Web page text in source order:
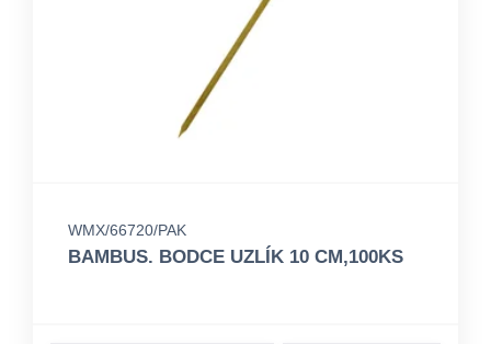
WMX/66720/PAK
BAMBUS. BODCE UZLÍK 10 CM,100KS